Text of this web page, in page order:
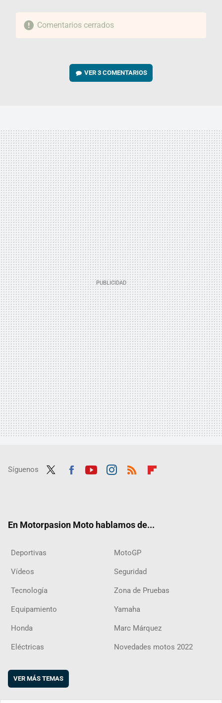
Comentarios cerrados
VER3 COMENTARIOS
Síguenos
En Motorpasion Moto hablamos de...
Deportivas MotoGP
Vídeos Seguridad
Tecnología Zona de Pruebas
Equipamiento Yamaha
Honda Marc Márquez
Eléctricas Novedades motos 2022
VER MÁS TEMAS